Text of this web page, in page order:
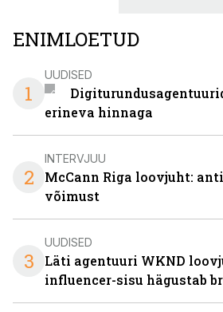
ENIMLOETUD
1
UUDISED
erineva hinnaga
2
INTERVJUU
McCann Riga loovjuht:
võimust
3
UUDISED
Läti agentuuri WKND
influencer-sisu hägustab